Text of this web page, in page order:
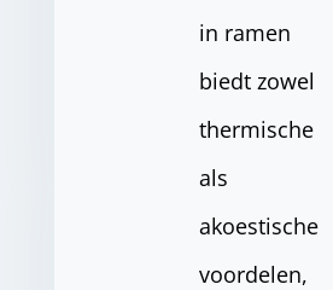
in ramen
biedt zowel
thermische
als
akoestische
voordelen,